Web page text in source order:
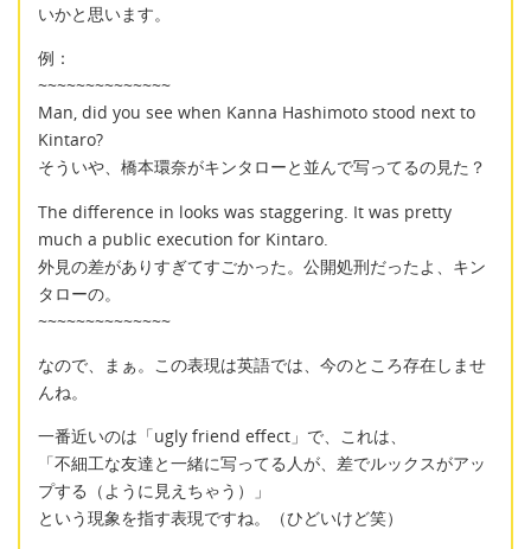
いかと思います。
例：
~~~~~~~~~~~~~~
Man, did you see when Kanna Hashimoto stood next to
Kintaro?
そういや、橋本環奈がキンタローと並んで写ってるの見た？
The difference in looks was staggering. It was pretty
much a public execution for Kintaro.
外見の差がありすぎてすごかった。公開処刑だったよ、キン
タローの。
~~~~~~~~~~~~~~
なので、まぁ。この表現は英語では、今のところ存在しませ
んね。
一番近いのは「ugly friend effect」で、これは、
「不細工な友達と一緒に写ってる人が、差でルックスがアッ
プする（ように見えちゃう）」
という現象を指す表現ですね。（ひどいけど笑）